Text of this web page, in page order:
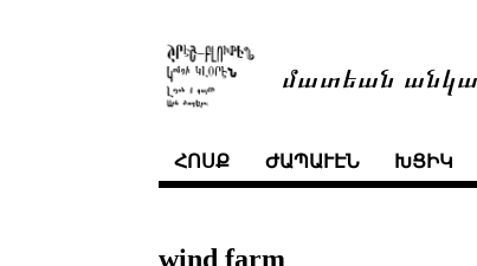
մատեան
ՀՈՍՔ ԺԱՊԱՒԷՆ ԽՑԻԿ
wind farm